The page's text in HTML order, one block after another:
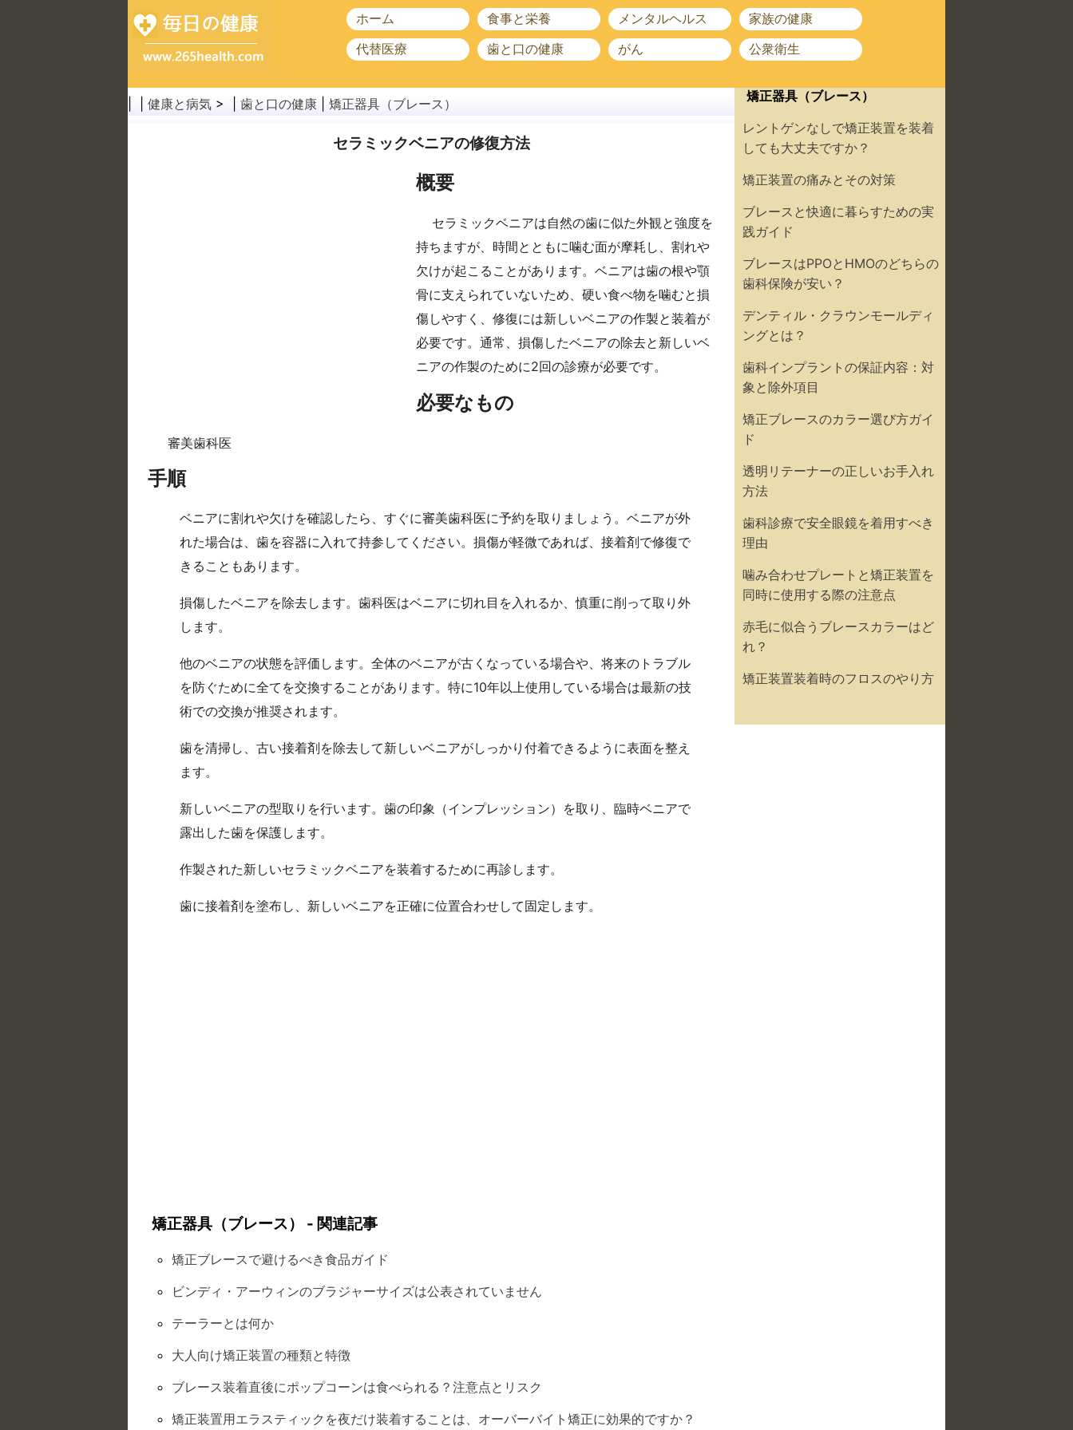
ホーム 食事と栄養 メンタルヘルス
家族の健康
代替医療
歯と口の健康 がん 公衆衛生
健康と病気 > | 歯と口の健康 矯正器具（ブレース）
セラミックベニアの修復方法
概要
セラミックベニアは自然の歯に似た外観と強度を
持ちますが、時間とともに噛む面が摩耗し、割れや
欠けが起こることがあります。ベニアは歯の根や顎
骨に支えられていないため、硬い食べ物を噛むと損
傷しやすく、修復には新しいベニアの作製と装着が
必要です。通常、損傷したベニアの除去と新しいベ
ニアの作製のために2回の診療が必要です。
必要なもの
審美歯科医
手順
ベニアに割れや欠けを確認したら、すぐに審美歯科医に予約を取りましょう。ベニアが外
れた場合は、歯を容器に入れて持参してください。損傷が軽微であれば、接着剤で修復で
きることもあります。
損傷したベニアを除去します。歯科医はベニアに切れ目を入れるか、慎重に削って取り外
します。
他のベニアの状態を評価します。全体のベニアが古くなっている場合や、将来のトラブル
を防ぐために全てを交換することがあります。特に10年以上使用している場合は最新の技
術での交換が推奨されます。
歯を清掃し、古い接着剤を除去して新しいベニアがしっかり付着できるように表面を整え
ます。
新しいベニアの型取りを行います。歯の印象（インプレッション）を取り、臨時ベニアで
露出した歯を保護します。
作製された新しいセラミックベニアを装着するために再診します。
歯に接着剤を塗布し、新しいベニアを正確に位置合わせして固定します。
矯正器具（ブレース） - 関連記事
矯正ブレースで避けるべき食品ガイド
ビンディ・アーウィンのブラジャーサイズは公表されていません
テーラーとは何か
大人向け矯正装置の種類と特徴
ブレース装着直後にポップコーンは食べられる？注意点とリスク
矯正装置用エラスティックを夜だけ装着することは、オーバーバイト矯正に効果的ですか？
矯正器具（ブレース）
レントゲンなしで矯正装置を装着
しても大丈夫ですか？
矯正装置の痛みとその対策
ブレースと快適に暮らすための実
践ガイド
ブレースはPPOとHMOのどちらの
歯科保険が安い？
デンティル・クラウンモールディ
ングとは？
歯科インプラントの保証内容：対
象と除外項目
矯正ブレースのカラー選び方ガイ
ド
透明リテーナーの正しいお手入れ
方法
歯科診療で安全眼鏡を着用すべき
理由
噛み合わせプレートと矯正装置を
同時に使用する際の注意点
赤毛に似合うブレースカラーはど
れ？
矯正装置装着時のフロスのやり方